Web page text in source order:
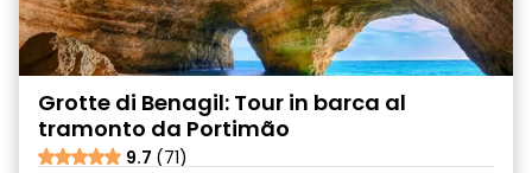
Grotte di Benagil: Tour in barca al
tramonto da Portimão
9.7 (71)